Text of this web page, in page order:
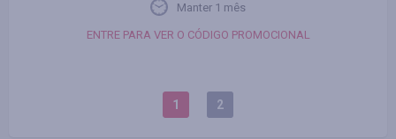
Manter 1 mês
ENTRE PARA VER O CÓDIGO PROMOCIONAL
1 2